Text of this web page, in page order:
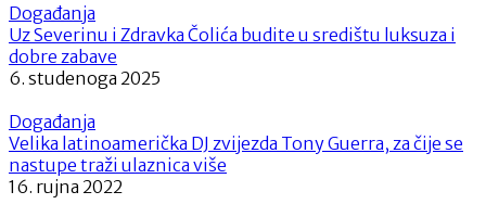
Događanja
Uz Severinu i Zdravka Čolića budite u središtu luksuza i
dobre zabave
6. studenoga 2025
Događanja
Velika latinoamerička DJ zvijezda Tony Guerra, za čije se
nastupe traži ulaznica više
16. rujna 2022